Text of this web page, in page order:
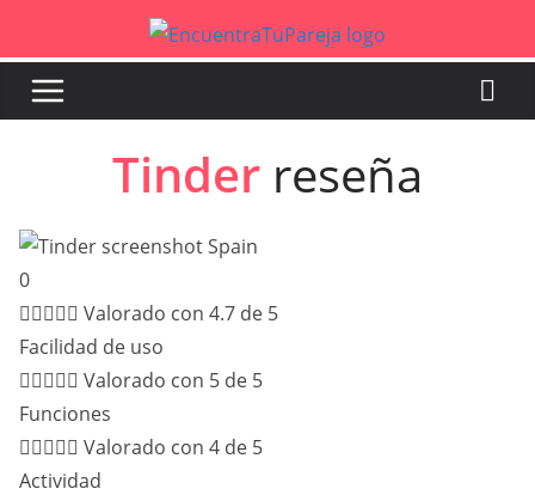
contenido
Tinder reseña
0
 Valorado con 4.7 de 5
Facilidad de uso
 Valorado con 5 de 5
Funciones
 Valorado con 4 de 5
Actividad